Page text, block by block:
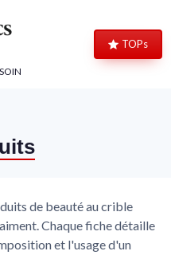
TOPs
de beauté au crible
Chaque fiche détaille
et l'usage d'un